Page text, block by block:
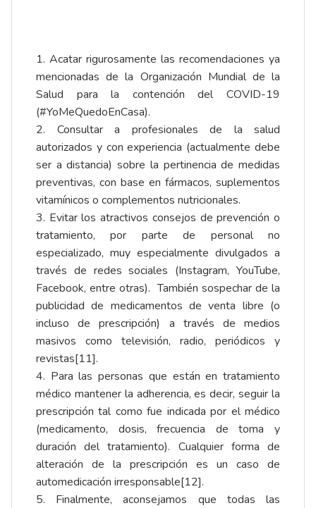
1. Acatar rigurosamente las recomendaciones ya
mencionadas de la Organización Mundial de la
Salud para la contención del COVID-19
(#YoMeQuedoEnCasa).
2. Consultar a profesionales de la salud
autorizados y con experiencia (actualmente debe
ser a distancia) sobre la pertinencia de medidas
preventivas, con base en fármacos, suplementos
vitamínicos o complementos nutricionales.
3. Evitar los atractivos consejos de prevención o
tratamiento, por parte de personal no
especializado, muy especialmente divulgados a
través de redes sociales (Instagram, YouTube,
Facebook, entre otras). También sospechar de la
publicidad de medicamentos de venta libre (o
incluso de prescripción) a través de medios
masivos como televisión, radio, periódicos y
revistas[11].
4. Para las personas que están en tratamiento
médico mantener la adherencia, es decir, seguir la
prescripción tal como fue indicada por el médico
(medicamento, dosis, frecuencia de toma y
duración del tratamiento). Cualquier forma de
alteración de la prescripción es un caso de
automedicación irresponsable[12].
5. Finalmente, aconsejamos que todas las